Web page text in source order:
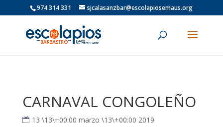
974 314 331 sjcalasanzbar@escolapiosemaus.org
CARNAVAL CONGOLEÑO
13 \13\+00:00 marzo \13\+00:00 2019